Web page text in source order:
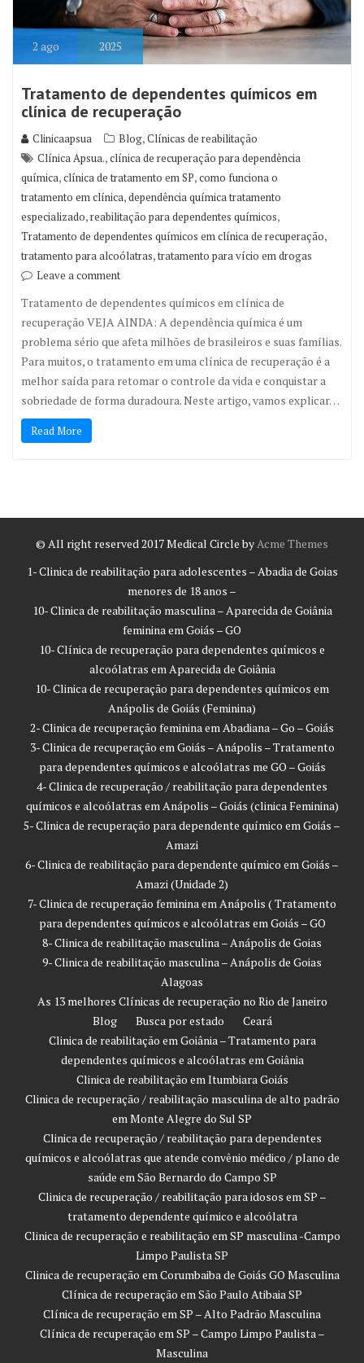
2 ago 2025
Tratamento de dependentes químicos em
clínica de recuperação
Clinicaapsua Blog,Clínicas de reabilitação
Clínica Apsua.,clínica de recuperação para dependência
química,clínica de tratamento em SP,como funciona o
tratamento em clínica,dependência química tratamento
especializado,reabilitação para dependentes químicos,
Tratamento de dependentes químicos em clínica de recuperação,
tratamento para alcoólatras,tratamento para vício em drogas
Leave a comment
Tratamento de dependentes químicos em clínica de
recuperação VEJA AINDA: A dependência química é um
problema sério que afeta milhões de brasileiros e suas famílias.
Para muitos, o tratamento em uma clínica de recuperação é a
melhor saída para retomar o controle da vida e conquistar a
sobriedade de forma duradoura. Neste artigo, vamos explicar…
Read More
© All right reserved 2017Medical Circle by Acme Themes
1- Clinica de reabilitação para adolescentes – Abadia de Goias
menores de 18 anos –
10- Clinica de reabilitação masculina – Aparecida de Goiânia
feminina em Goiás – GO
10- Clínica de recuperação para dependentes químicos e
alcoólatras em Aparecida de Goiânia
10- Clinica de recuperação para dependentes químicos em
Anápolis de Goiás (Feminina)
2- Clinica de recuperação feminina em Abadiana – Go – Goiás
3- Clinica de recuperação em Goiás – Anápolis – Tratamento
para dependentes químicos e alcoólatras me GO – Goiás
4- Clinica de recuperação / reabilitação para dependentes
químicos e alcoólatras em Anápolis – Goiás (clinica Feminina)
5- Clinica de recuperação para dependente químico em Goiás –
Amazi
6- Clinica de reabilitação para dependente químico em Goiás –
Amazi (Unidade 2)
7- Clinica de recuperação feminina em Anápolis ( Tratamento
para dependentes químicos e alcoólatras em Goiás – GO
8- Clinica de reabilitação masculina – Anápolis de Goias
9- Clinica de reabilitação masculina – Anápolis de Goias
Alagoas
As 13 melhores Clínicas de recuperação no Rio de Janeiro
Blog
Busca por estado
Ceará
Clinica de reabilitação em Goiânia – Tratamento para
dependentes químicos e alcoólatras em Goiânia
Clinica de reabilitação em Itumbiara Goiás
Clinica de recuperação / reabilitação masculina de alto padrão
em Monte Alegre do Sul SP
Clinica de recuperação / reabilitação para dependentes
químicos e alcoólatras que atende convênio médico / plano de
saúde em São Bernardo do Campo SP
Clinica de recuperação / reabilitação para idosos em SP –
tratamento dependente químico e alcoólatra
Clinica de recuperação e reabilitação em SP masculina -Campo
Limpo Paulista SP
Clinica de recuperação em Corumbaiba de Goiás GO Masculina
Clínica de recuperação em São Paulo Atibaia SP
Clínica de recuperação em SP – Alto Padrão Masculina
Clínica de recuperação em SP – Campo Limpo Paulista –
Masculina